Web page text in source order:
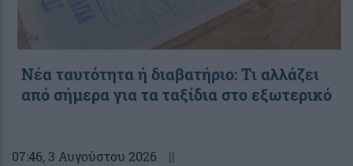
Νέα ταυτότητα ή διαβατήριο: Τι αλλάζει
από σήμερα για τα ταξίδια στο εξωτερικό
07:46, 3 Αυγούστου 2026 ||